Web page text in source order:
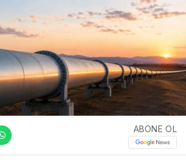
ABONE OL